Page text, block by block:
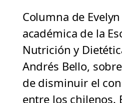
Columna de
académica de la
Nutrición y
Andrés Bello,
de disminuir el
entre los chilenos.